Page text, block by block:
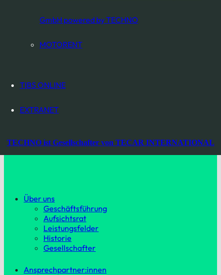
GmbH powered by TECHNO
MOTORENT
TIBS ONLINE
EXTRANET
TECHNO ist Gesellschafter von TECAR INTERNATIONAL
SIE MÖCHTEN MEHR LESEN?
Wir sind Datenschutz-zertifiziert.
Über uns
Geschäftsführung
Aufsichtsrat
Leistungsfelder
Historie
Gesellschafter
Ansprechpartner:innen